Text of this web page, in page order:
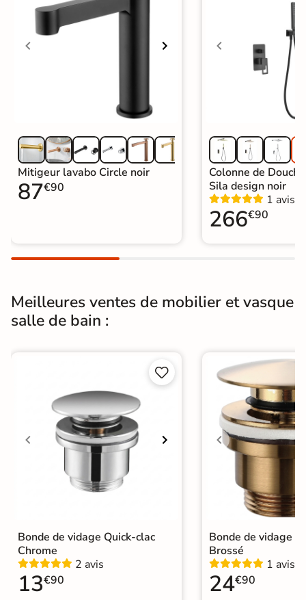
Montage du
meuble
Meuble de Rangement
Mitigeur lavabo Circle noir
87€90
Colonne de
Sila design noir
1 avis
266€90
Meilleures ventes de mobilier et vasque
salle de bain :


Bonde de vidage Quick-clac
Chrome
2 avis
13€90
Bonde de vidage
Brossé
1 avis
24€90